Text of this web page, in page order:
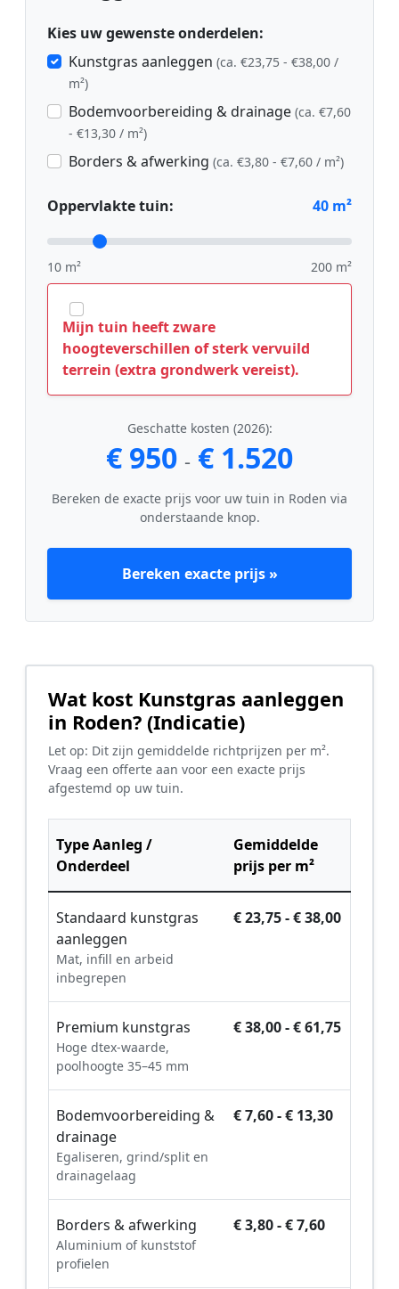
Kies uw gewenste onderdelen:
Kunstgras aanleggen (ca. €23,75 - €38,00 /
m²)
Bodemvoorbereiding & drainage (ca. €7,60
- €13,30 / m²)
Borders & afwerking (ca. €3,80 - €7,60 / m²)
Oppervlakte tuin: 40 m²
10 m² 200 m²
Mijn tuin heeft zware
hoogteverschillen of sterk vervuild
terrein (extra grondwerk vereist).
Geschatte kosten (2026):
€ 950 - € 1.520
Bereken de exacte prijs voor uw tuin in Roden via
onderstaande knop.
Bereken exacte prijs »
Wat kost Kunstgras aanleggen
in Roden? (Indicatie)
Let op: Dit zijn gemiddelde richtprijzen per m².
Vraag een offerte aan voor een exacte prijs
afgestemd op uw tuin.
Type Aanleg /
Onderdeel
Gemiddelde
prijs per m²
Standaard kunstgras
aanleggen
Mat, infill en arbeid
inbegrepen
€ 23,75 - € 38,00
Premium kunstgras
Hoge dtex-waarde,
poolhoogte 35–45 mm
€ 38,00 - € 61,75
Bodemvoorbereiding &
drainage
Egaliseren, grind/split en
drainagelaag
€ 7,60 - € 13,30
Borders & afwerking
Aluminium of kunststof
profielen
€ 3,80 - € 7,60